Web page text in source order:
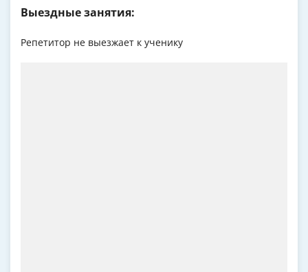
Выездные занятия:
Репетитор не выезжает к ученику